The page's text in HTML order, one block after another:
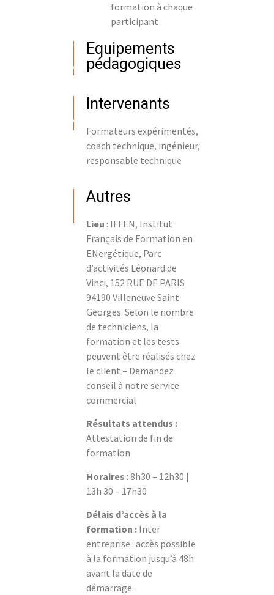
formation à chaque
participant
Equipements
pédagogiques
Intervenants
Formateurs expérimentés,
coach technique, ingénieur,
responsable technique
Autres
Lieu : IFFEN, Institut
Français de Formation en
ENergétique, Parc
d’activités Léonard de
Vinci, 152 RUE DE PARIS
94190 Villeneuve Saint
Georges. Selon le nombre
de techniciens, la
formation et les tests
peuvent être réalisés chez
le client – Demandez
conseil à notre service
commercial
Résultats attendus :
Attestation de fin de
formation
Horaires : 8h30 – 12h30 |
13h 30 – 17h30
Délais d’accès à la
formation : Inter
entreprise : accès possible
à la formation jusqu’à 48h
avant la date de
démarrage.